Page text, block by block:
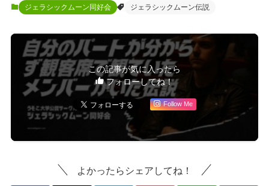
ジェラシックムーン同好会 ジェラシックムーン伝説
この記事が気に入ったら
フォローしてね！
Follow Me
よかったらシェアしてね！